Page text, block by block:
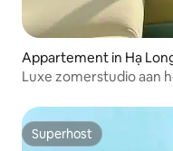
Appartement in Hạ
Luxe zomerstudio aan
Superhost
Superhost